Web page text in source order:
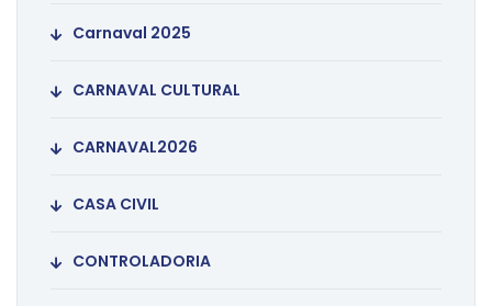
Carnaval 2025
CARNAVAL CULTURAL
CARNAVAL2026
CASA CIVIL
CONTROLADORIA